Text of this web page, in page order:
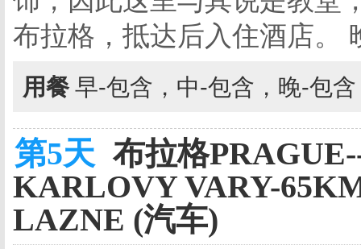
布拉格，抵达后入住酒店。
用餐 早-包含，中-包含，晚-包
第5天 布拉格
KARLOVY VARY-
LAZNE (汽车)